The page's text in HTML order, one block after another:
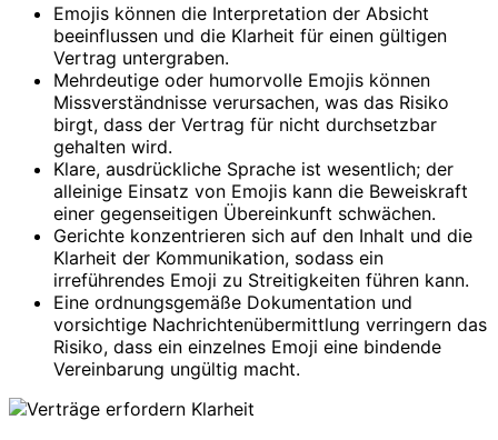
Emojis können die Interpretation der Absicht
beeinflussen und die Klarheit für einen gültigen
Vertrag untergraben.
Mehrdeutige oder humorvolle Emojis können
Missverständnisse verursachen, was das Risiko
birgt, dass der Vertrag für nicht durchsetzbar
gehalten wird.
Klare, ausdrückliche Sprache ist wesentlich; der
alleinige Einsatz von Emojis kann die Beweiskraft
einer gegenseitigen Übereinkunft schwächen.
Gerichte konzentrieren sich auf den Inhalt und die
Klarheit der Kommunikation, sodass ein
irreführendes Emoji zu Streitigkeiten führen kann.
Eine ordnungsgemäße Dokumentation und
vorsichtige Nachrichtenübermittlung verringern das
Risiko, dass ein einzelnes Emoji eine bindende
Vereinbarung ungültig macht.